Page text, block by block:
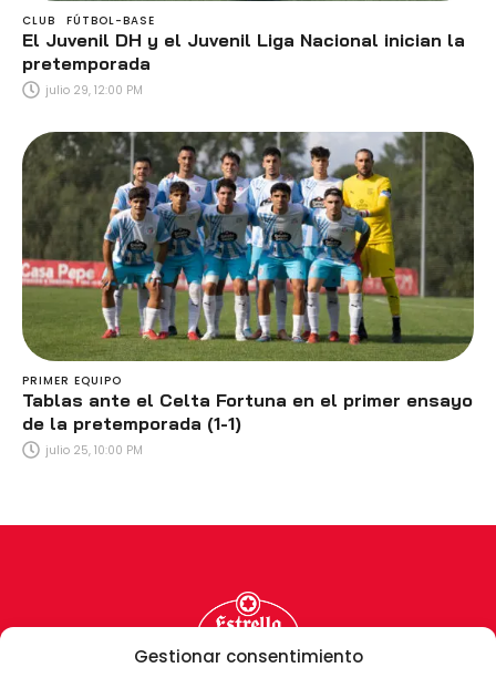
Gestionar consentimiento
CLUB FÚTBOL-BASE
El Juvenil DH y el Juvenil Liga Nacional inician la
pretemporada
julio 29, 12:00 PM
PRIMER EQUIPO
Tablas ante el Celta Fortuna en el primer ensayo
de la pretemporada (1-1)
julio 25, 10:00 PM